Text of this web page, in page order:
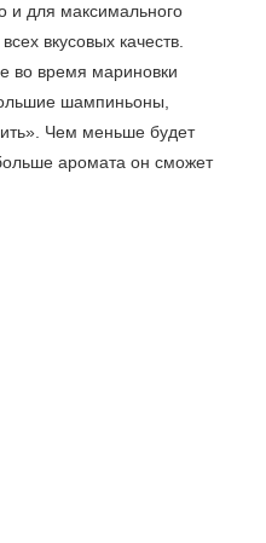
и для максимального
вкусовых качеств.
во время мариновки
шампиньоны,
Чем меньше будет
аромата он сможет